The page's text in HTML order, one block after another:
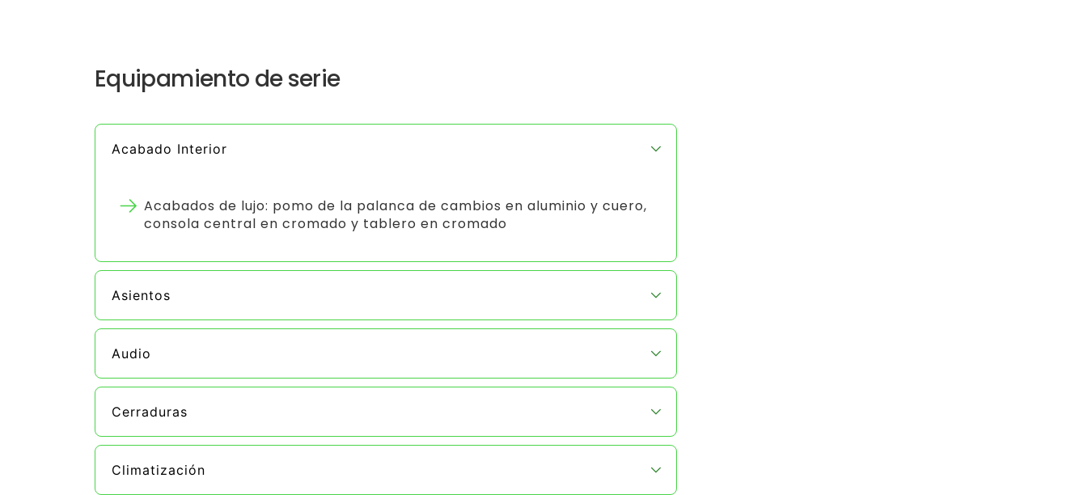
Equipamiento de serie
Acabado Interior
Acabados de lujo: pomo de la palanca de cambios en aluminio y cuero,
consola central en cromado y tablero en cromado
Asientos
Audio
Cerraduras
Climatización